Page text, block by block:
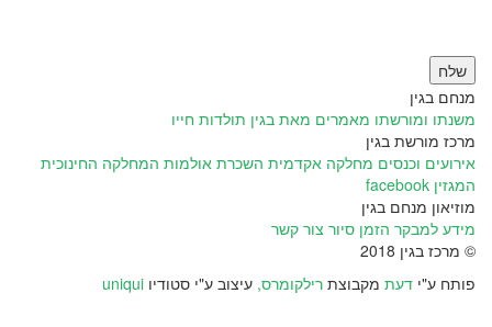
שלח
מנחם בגין
משנתו ומורשתו מאמרים מאת בגין תולדות חייו
מרכז מורשת בגין
אירועים וכנסים מחלקה אקדמית השכרת אולמות המחלקה החינוכית
המגזין facebook
מוזיאון מנחם בגין
מידע למבקר הזמן סיור צור קשר
© מרכז בגין 2018
פותח ע"י דעת מקבוצת רילקומרס, עיצוב ע"י סטודיו uniqui